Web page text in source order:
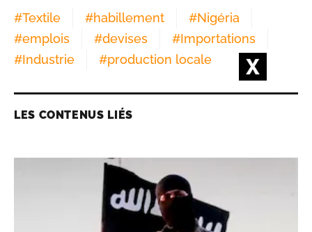
#Textile #habillement #Nigéria
#emplois #devises #Importations
#Industrie #production locale
LES CONTENUS LIÉS